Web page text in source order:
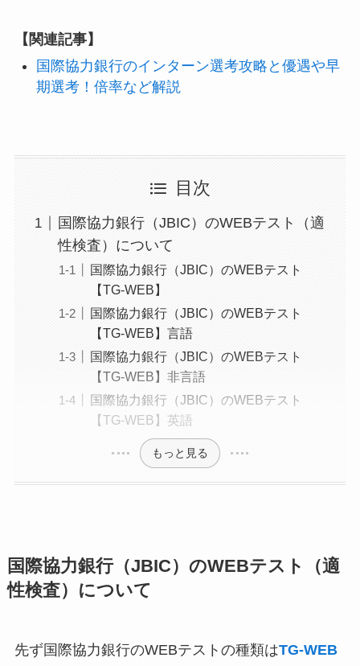
【関連記事】
国際協力銀行のインターン選考攻略と優遇や早
期選考！倍率など解説
目次
国際協力銀行（JBIC）のWEBテスト（適
性検査）について
国際協力銀行（JBIC）のWEBテスト
【TG-WEB】
国際協力銀行（JBIC）のWEBテスト
【TG-WEB】言語
国際協力銀行（JBIC）のWEBテスト
【TG-WEB】非言語
国際協力銀行（JBIC）のWEBテスト
【TG-WEB】英語
もっと見る
国際協力銀行（JBIC）のWEBテスト（適
性検査）について
先ず国際協力銀行のWEBテストの種類はTG-WEB